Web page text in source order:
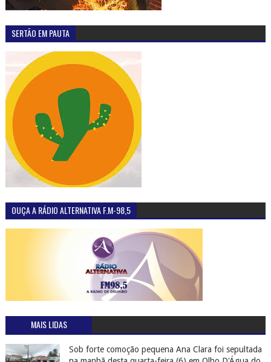
SERTÃO EM PAUTA
OUÇA A RÁDIO ALTERNATIVA F.M-98,5
MAIS LIDAS
Sob forte comoção pequena Ana Clara foi sepultada